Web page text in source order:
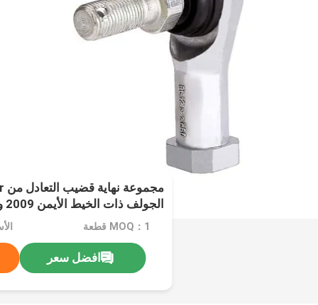
102022601
MOQ：1 قطعة
افضل سعر